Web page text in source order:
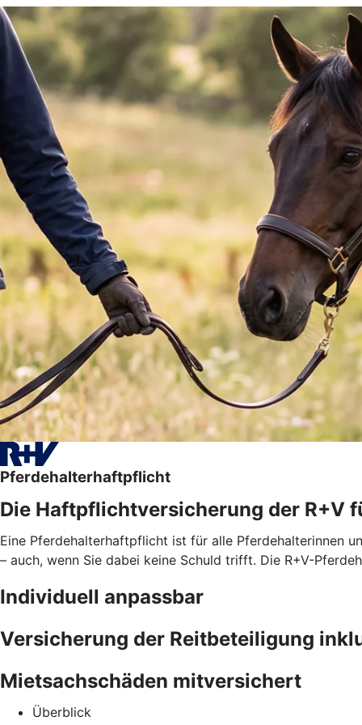
Pferdehalterhaftpflicht
Die Haftpflichtversicherung der R+V
Eine Pferdehalterhaftpflicht ist für alle Pferdehalterinnen
– auch, wenn Sie dabei keine Schuld trifft. Die R+V-
Individuell anpassbar
Versicherung der Reitbeteiligung
Mietsachschäden mitversichert
Überblick